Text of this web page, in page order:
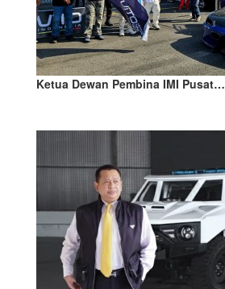
Ketua Dewan Pembina IMI Pusat…